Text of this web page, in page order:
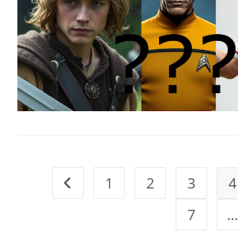
Gehe zur vorherigen Seite
1 2 3 4
7
…